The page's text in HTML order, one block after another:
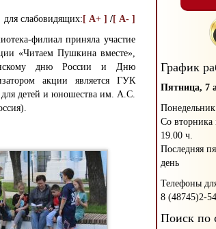
для слабовидящих: [ A+ ] /[ A- ]
филиал приняла участие
«Читаем Пушкина вместе»,
дню России и Дню
акции является ГУК
для детей и юношества им. А.С.
График
Пятница, 7
Со вторника
19.00 ч.
Последняя
день
Телефоны
8 (48745)2-
Поиск по